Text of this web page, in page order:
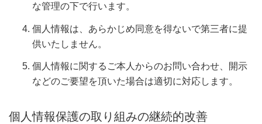
な管理の下で行います。
個人情報は、あらかじめ同意を得ないで第三者に提
供いたしません。
個人情報に関するご本人からのお問い合わせ、開示
などのご要望を頂いた場合は適切に対応します。
個人情報保護の取り組みの継続的改善